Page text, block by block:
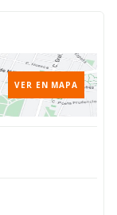
VER EN MAPA